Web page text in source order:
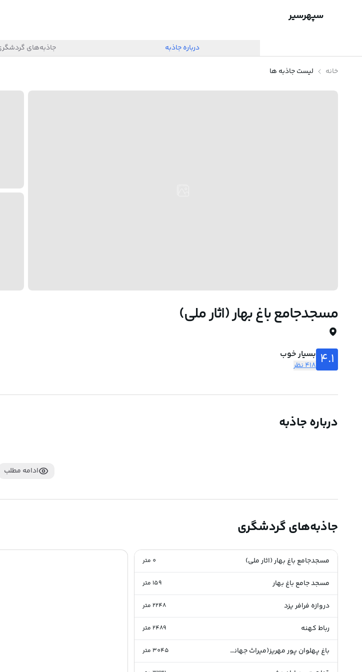
سپهرسیر
درباره جاذبه جاذبه‌های
خانه لیست جاذبه ها
مسجدجامع باغ بهار (اثار ملی)
4.1 بسیار خوب
418 نظر
درباره جاذبه
ادامه مطلب
جاذبه‌های گردشگری
مسجدجامع باغ بهار (اثار ملی) 0 متر
مسجد جامع باغ بهار 159 متر
دروازه فرافر یزد 2248 متر
رباط کهنه 2489 متر
باغ پهلوان پور مهریز(میراث جهانی) 3045 متر